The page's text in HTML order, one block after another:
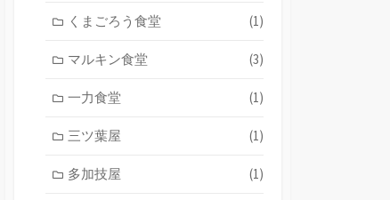
くまごろう食堂 (1)
マルキン食堂 (3)
一力食堂 (1)
三ツ葉屋 (1)
多加技屋 (1)